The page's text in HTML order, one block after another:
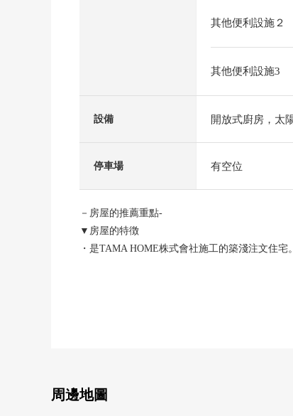
其他便利設施２
其他便利設施3
設備 開放式廚房，太
停車場 有空位
－房屋的推薦重點-
▼房屋的特徴
・是TAMA HOME株式會社施工的築淺注文住宅。
・漂亮地使用2023年1月築的5LDK，室內。
周邊地圖